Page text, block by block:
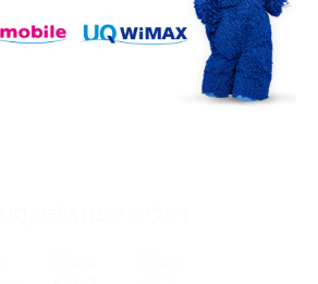
を比較！価格・サイズ・カメラ性能の違いを徹底解説
は？カメラ・スペック・機能を徹底比較